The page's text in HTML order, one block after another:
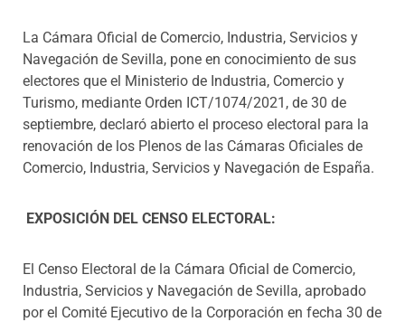
La Cámara Oficial de Comercio, Industria, Servicios y
Navegación de Sevilla, pone en conocimiento de sus
electores que el Ministerio de Industria, Comercio y
Turismo, mediante Orden ICT/1074/2021, de 30 de
septiembre, declaró abierto el proceso electoral para la
renovación de los Plenos de las Cámaras Oficiales de
Comercio, Industria, Servicios y Navegación de España.
EXPOSICIÓN DEL CENSO ELECTORAL:
El Censo Electoral de la Cámara Oficial de Comercio,
Industria, Servicios y Navegación de Sevilla, aprobado
por el Comité Ejecutivo de la Corporación en fecha 30 de